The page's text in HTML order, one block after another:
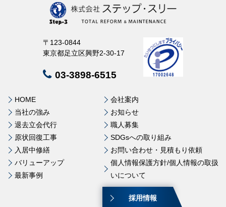
【事例紹介】内容（提案箇所）居室フローリング補修
〒123-0844
東京都足立区興野2-30-17
03-3898-6515
HOME
当社の強み
退去立会代行
原状回復工事
入居中修繕
バリューアップ
最新事例
会社案内
お知らせ
職人募集
SDGsへの取り組み
お問い合わせ・見積もり依頼
個人情報保護方針/個人情報の取扱
いについて
採用情報